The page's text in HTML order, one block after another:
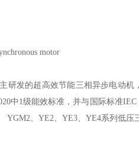
motor
研发的超高效节能三相异步电动机
中1级能效标准，并与国际标准
、YE2、YE3、YE4系列低压